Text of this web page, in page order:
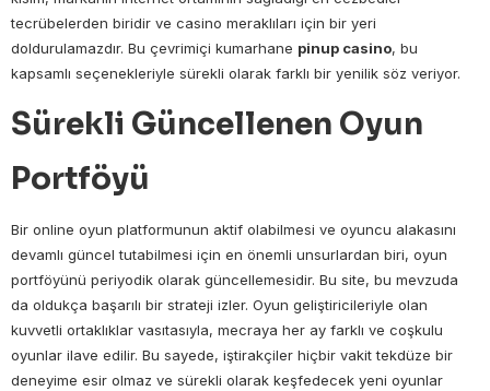
tecrübelerden biridir ve casino meraklıları için bir yeri
doldurulamazdır. Bu çevrimiçi kumarhane pinup casino, bu
kapsamlı seçenekleriyle sürekli olarak farklı bir yenilik söz veriyor.
Sürekli Güncellenen Oyun
Portföyü
Bir online oyun platformunun aktif olabilmesi ve oyuncu alakasını
devamlı güncel tutabilmesi için en önemli unsurlardan biri, oyun
portföyünü periyodik olarak güncellemesidir. Bu site, bu mevzuda
da oldukça başarılı bir strateji izler. Oyun geliştiricileriyle olan
kuvvetli ortaklıklar vasıtasıyla, mecraya her ay farklı ve coşkulu
oyunlar ilave edilir. Bu sayede, iştirakçiler hiçbir vakit tekdüze bir
deneyime esir olmaz ve sürekli olarak keşfedecek yeni oyunlar